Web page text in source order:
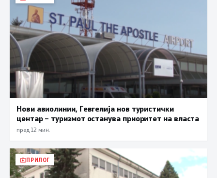
Нови авиолинии, Гевгелија нов туристички
центар – туризмот останува приоритет на власта
пред 12 мин.
ПРИЛОГ